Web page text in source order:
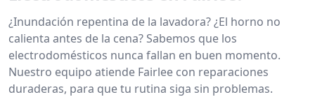
¿Inundación repentina de la lavadora? ¿El horno no
calienta antes de la cena? Sabemos que los
electrodomésticos nunca fallan en buen momento.
Nuestro equipo atiende Fairlee con reparaciones
duraderas, para que tu rutina siga sin problemas.